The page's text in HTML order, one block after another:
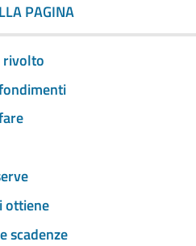
PAGINA
rivolto
ottiene
scadenze